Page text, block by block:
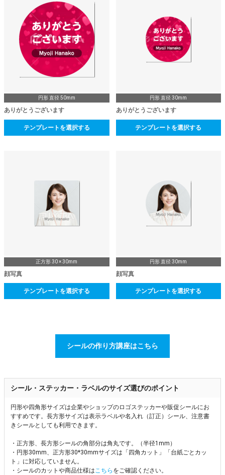
円形 直径 50mm
ありがとうございます
テンプレートを選択する
円形 直径 30mm
ありがとうございます
テンプレートを選択する
正方形 30 × 30mm
顔写真
テンプレートを選択する
円形 直径 30mm
顔写真
テンプレートを選択する
シールの作り方講座はこちら
シール・ステッカー・ラベルのサイズ選びのポイント
円形や四角形サイズは企業やショップのロゴステッカーや販促シールにお
すすめです。長方形サイズは表示ラベルや名入れ（訂正）シール、注意書
きシールとしても利用できます。
・正方形、長方形シールの角部分は角丸です。（半径1mm）
・円形30mm、正方形30*30mmサイズは「四角カット」「台紙ごとカッ
ト」に対応していません。
・シールのカットや商品仕様はこちら をご確認ください。